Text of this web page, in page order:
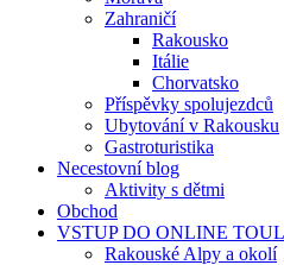
Zahraničí
Rakousko
Itálie
Chorvatsko
Příspěvky spolujezdců
Ubytování v Rakousku
Gastroturistika
Necestovní blog
Aktivity s dětmi
Obchod
VSTUP DO ONLINE
Rakouské Alpy a okolí